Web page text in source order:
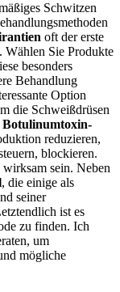
Schwitzen
⁤oft der erste
Wählen ⁤Sie Produkte
besonders
Behandlung
Option
die Schweißdrüsen
Botulinumtoxin-
⁢reduzieren,
blockieren.
sein.‌ Neben⁣
, die ‍einige als
seiner
ist es
zu finden. Ich
um
mögliche